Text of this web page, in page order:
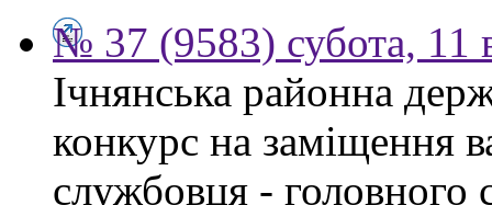
№ 37 (9583) субота, 11
Ічнянська районна
конкурс на заміщення
службовця - головного